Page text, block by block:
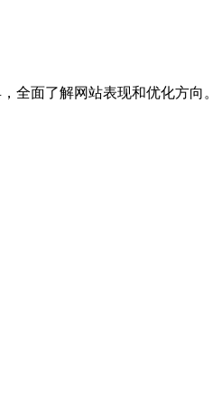
全面了解网站表现和优化方向。